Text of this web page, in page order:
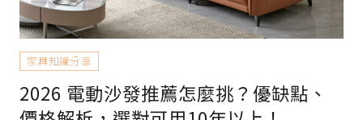
家具知識分享
2026 電動沙發推薦怎麼挑？優缺點、